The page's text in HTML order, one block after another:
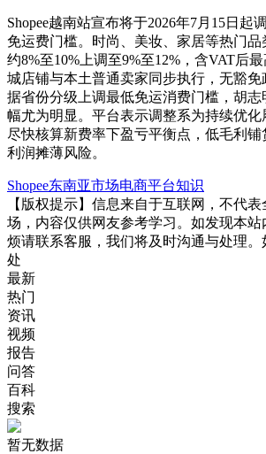
Shopee越南站宣布将于2026年7月15日起
免运费门槛。时尚、美妆、家居等热门
约8%至10%上调至9%至12%，含VAT后
城店铺与本土普通卖家同步执行，无豁
据省份分级上调最低免运消费门槛，胡
幅尤为明显。平台表示调整系为持续优
尽快核算新费率下盈亏平衡点，低毛利
利润摊薄风险。
Shopee东南亚市场电商平台知识
【版权提示】信息来自于互联网，不代
场，内容仅供网友参考学习。如发现本站
烦请联系客服，我们将及时沟通与处理。
处
最新
热门
资讯
视频
报告
问答
百科
搜索
暂无数据